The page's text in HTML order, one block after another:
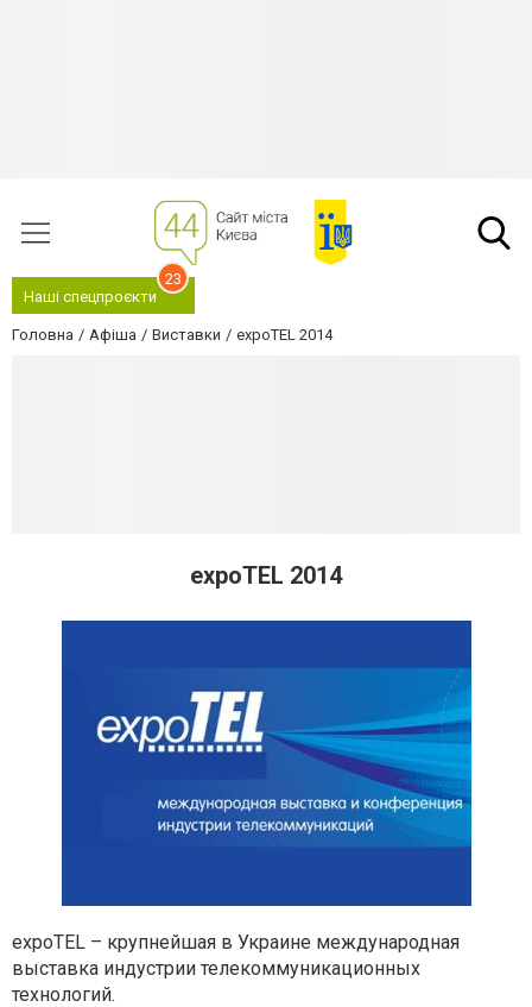
Наші спецпроєкти
23
Головна Афіша Виставки expoTEL 2014
expoTEL 2014
expoTEL – крупнейшая в Украине международная
выставка индустрии телекоммуникационных
технологий.